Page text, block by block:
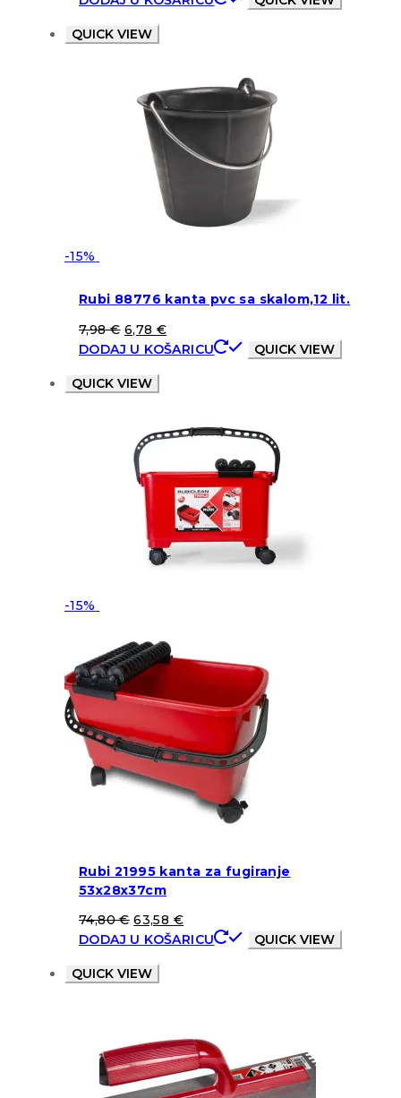
QUICK VIEW
-15%
Rubi 88776 kanta pvc sa skalom,12 lit.
7,98€ 6,78 €
DODAJ U KOŠARICU
QUICK VIEW
QUICK VIEW
-15%
Rubi 21995 kanta za fugiranje
53x28x37cm
74,80€ 63,58 €
DODAJ U KOŠARICU
QUICK VIEW
QUICK VIEW